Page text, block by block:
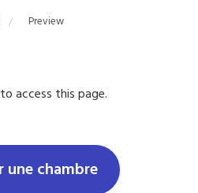
Preview
access this page.
une chambre